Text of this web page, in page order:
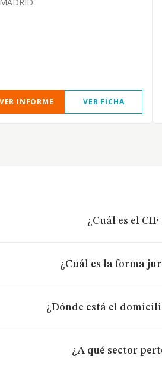
VER INFORME VER FICHA
¿Cuál es el
¿Cuál es la forma
¿Dónde está el
¿A qué sector